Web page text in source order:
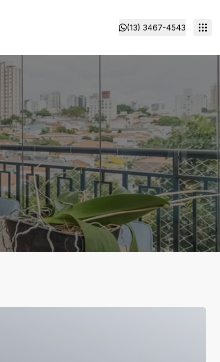
(13) 3467-4543